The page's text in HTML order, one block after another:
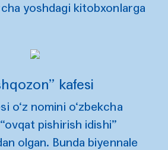
yoshdagi kitobxonlarga
kafesi
o‘z nomini o‘zbekcha
pishirish idishi”
olgan. Bunda biyennale